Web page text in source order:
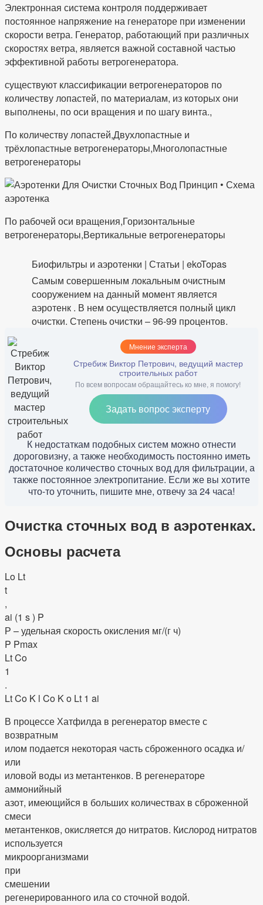
Электронная система контроля поддерживает
постоянное напряжение на генераторе при изменении
скорости ветра. Генератор, работающий при различных
скоростях ветра, является важной составной частью
эффективной работы ветрогенератора.
существуют классификации ветрогенераторов по
количеству лопастей, по материалам, из которых они
выполнены, по оси вращения и по шагу винта.,
По количеству лопастей,Двухлопастные и
трёхлопастные ветрогенераторы,Многолопастные
ветрогенераторы
По рабочей оси вращения,Горизонтальные
ветрогенераторы,Вертикальные ветрогенераторы
Биофильтры и аэротенки | Статьи | ekoTopas
Самым совершенным локальным очистным
сооружением на данный момент является
аэротенк . В нем осуществляется полный цикл
очистки. Степень очистки – 96-99 процентов.
Мнение эксперта
Стребиж Виктор Петрович, ведущий мастер
строительных работ
По всем вопросам обращайтесь ко мне, я помогу!
Задать вопрос эксперту
К недостаткам подобных систем можно отнести
дороговизну, а также необходимость постоянно иметь
достаточное количество сточных вод для фильтрации, а
также постоянное электропитание. Если же вы хотите
что-то уточнить, пишите мне, отвечу за 24 часа!
Очистка сточных вод в аэротенках.
Основы расчета
Lo Lt
t
,
ai (1 s ) P
Р – удельная скорость окисления мг/(г ч)
P Pmax
Lt Co
1
.
Lt Co K l Co K o Lt 1 ai
В процессе Хатфилда в регенератор вместе с
возвратным
илом подается некоторая часть сброженного осадка и/
или
иловой воды из метантенков. В регенераторе
аммонийный
азот, имеющийся в больших количествах в сброженной
смеси
метантенков, окисляется до нитратов. Кислород нитратов
используется
микроорганизмами
при
смешении
регенерированного ила со сточной водой.